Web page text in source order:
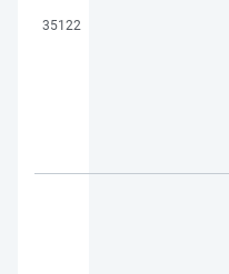
35122